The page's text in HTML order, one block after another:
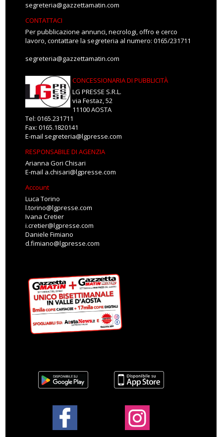
segreteria@gazzettamatin.com
CONTATTACI
Per pubblicazione annunci, necrologi, offro e cerco
lavoro, contattare la segreteria al numero: 0165/231711
segreteria@gazzettamatin.com
CONCESSIONARIA DI PUBBLICITÀ
LG PRESSE S.R.L.
via Festaz, 52
11100 AOSTA
Tel: 0165.231711
Fax: 0165.1820141
E-mail segreteria@lgpresse.com
RESPONSABILE DI AGENZIA
Arianna Gori Chisari
E-mail a.chisari@lgpresse.com
Account
Luca Torino
l.torino@lgpresse.com
Ivana Cretier
i.cretier@lgpresse.com
Daniele Fimiano
d.fimiano@lgpresse.com